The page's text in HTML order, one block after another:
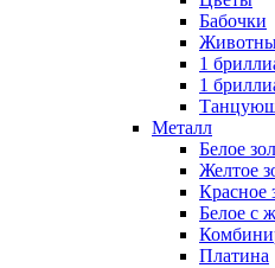
Бабочки
1
1
Металл
Белое
Желтое
Красное
Белое с
Платина